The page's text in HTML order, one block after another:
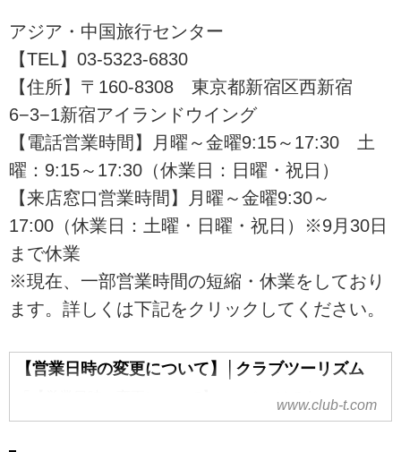
年は鉄道観光旅行年と定められ、
これに合わせた観光列車もデビュ
け、台湾鉄道旅もぜひご検討くだ
さい。
す。台湾固有の桜や日本の品種と
掛け合わせた桜、ソメイヨシノや
ヨシノザクラなど日本固有のもの
など種類もたくさんあり、2019年
には日本のテレビ番組でも紹介さ
れました。台湾に行けるようにな
りましたら、日本よりひと足早い
春を体感しに台湾旅行へ出かけて
みませんか。
アジア・中国旅行センター
【TEL】03-5323-6830
【住所】〒160-8308 東京都新宿区西新宿
6−3−1新宿アイランドウイング
【電話営業時間】月曜～金曜9:15～17:30 土
曜：9:15～17:30（休業日：日曜・祝日）
【来店窓口営業時間】月曜～金曜9:30～
17:00（休業日：土曜・日曜・祝日）※9月30日
まで休業
※現在、一部営業時間の短縮・休業をしており
ます。詳しくは下記をクリックしてください。
【営業日時の変更について】│クラブツーリズム
「【営業日時の変更について】」のページです。
www.club-t.com